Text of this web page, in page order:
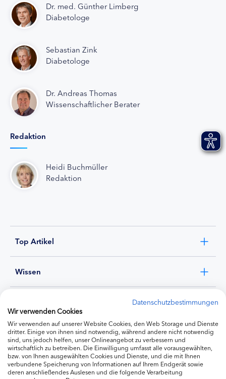
Dr. med. Günther Limberg
Diabetologe
Sebastian Zink
Diabetologe
Dr. Andreas Thomas
Wissenschaftlicher Berater
Redaktion
Heidi Buchmüller
Redaktion
Top Artikel
Wissen
Ernährung
Produkte
Datenschutzbestimmungen
Wir verwenden Cookies
Wir verwenden auf unserer Website Cookies, den Web Storage und Dienste
dritter. Einige von ihnen sind notwendig, während andere nicht notwendig
sind, uns jedoch helfen, unser Onlineangebot zu verbessern und
wirtschaftlich zu betreiben. Die Einwilligung umfasst alle vorausgewählten,
bzw. von Ihnen ausgewählten Cookies und Dienste, und die mit Ihnen
verbundene Speicherung von Informationen auf Ihrem Endgerät sowie
deren anschließendes Auslesen und die folgende Verarbeitung